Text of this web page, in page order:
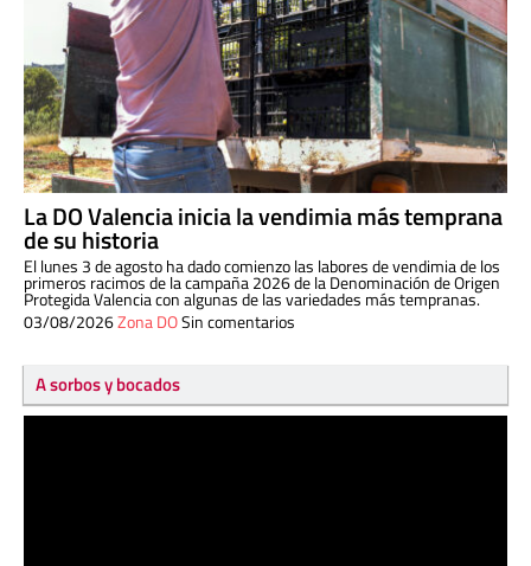
La DO Valencia inicia la vendimia más temprana
de su historia
El lunes 3 de agosto ha dado comienzo las labores de vendimia de los
primeros racimos de la campaña 2026 de la Denominación de Origen
Protegida Valencia con algunas de las variedades más tempranas.
03/08/2026Zona DOSin comentarios
A sorbos y bocados